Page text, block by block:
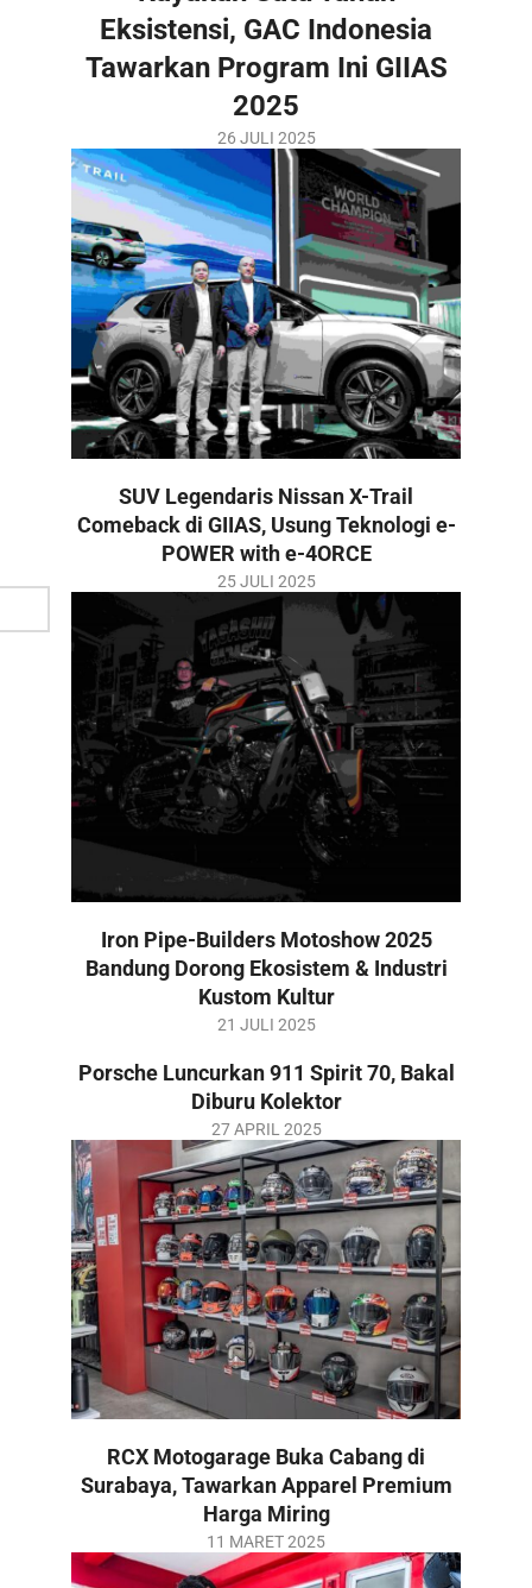
Eksistensi, GAC Indonesia
Tawarkan Program Ini GIIAS
2025
07-
26
26 JULI 2025
SUV Legendaris Nissan X-Trail
Comeback di GIIAS, Usung Teknologi e-
POWER with e-4ORCE
25
25 JULI 2025
Iron Pipe-Builders Motoshow 2025
Bandung Dorong Ekosistem & Industri
Kustom Kultur
21
21 JULI 2025
Porsche Luncurkan 911 Spirit 70, Bakal
Diburu Kolektor
04-
27
27 APRIL 2025
RCX Motogarage Buka Cabang di
Surabaya, Tawarkan Apparel Premium
Harga Miring
03-
11 MARET 2025